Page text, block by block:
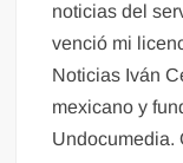
noticias del
venció mi
Noticias Iván
mexicano y
Undocumedia.